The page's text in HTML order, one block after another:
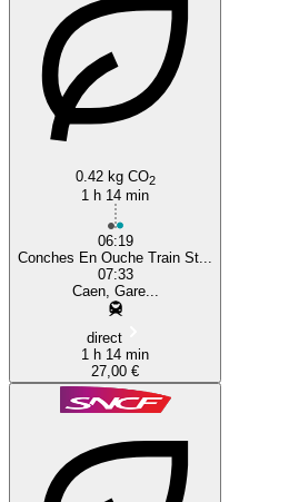
0.42 kg CO2
1 h 14 min
06:19
Conches En Ouche Train St...
07:33
Caen, Gare...
direct
1 h 14 min
27,00 €